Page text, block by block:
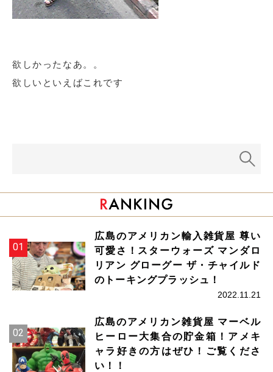
欲しかったなあ。。
欲しいといえばこれです
広島のアメリカン輸入雑貨屋 尊い
可愛さ！スターウォーズ マンダロ
リアン グローグー ザ・チャイルド
のトーキングプラッシュ！
2022.11.21
広島のアメリカン雑貨屋 マーベル
ヒーロー大集合の貯金箱！アメキ
ャラ好きの方はぜひ！ご覧くださ
い！！